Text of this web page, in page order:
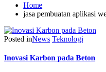
Home
jasa pembuatan aplikasi
Posted inNews Teknologi
Inovasi Karbon pada Beton